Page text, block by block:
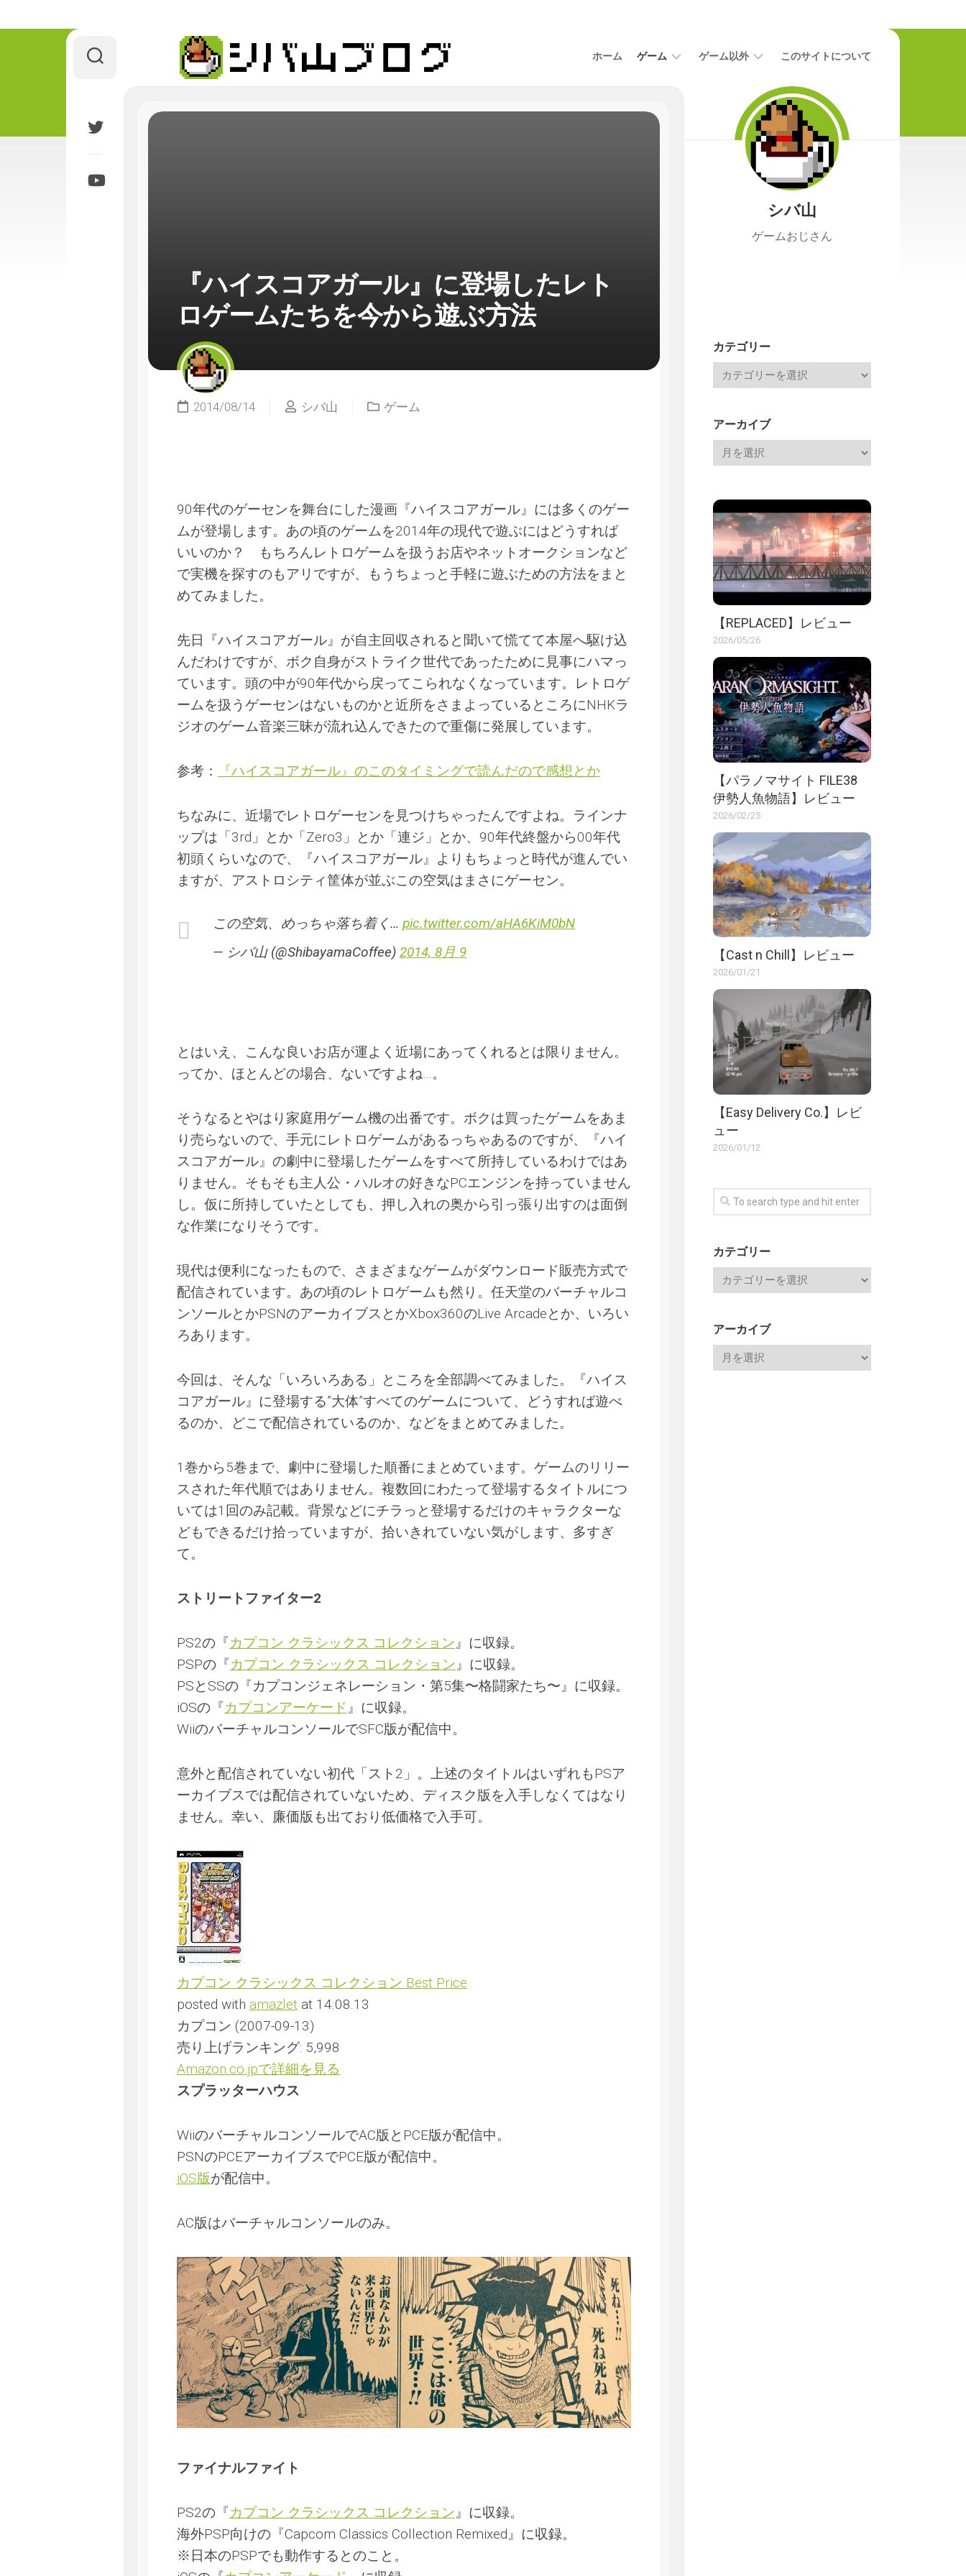
ホーム ゲーム
ビ
ゲーム以外 このサイトについて
『ハイスコアガール』に登場したレト
ロゲームたちを今から遊ぶ方法
2014/08/14 シバ山 ゲーム
90年代のゲーセンを舞台にした漫画『ハイスコアガール』には多くのゲー
ムが登場します。あの頃のゲームを2014年の現代で遊ぶにはどうすれば
いいのか？ もちろんレトロゲームを扱うお店やネットオークションなど
で実機を探すのもアリですが、もうちょっと手軽に遊ぶための方法をまと
めてみました。
先日『ハイスコアガール』が自主回収されると聞いて慌てて本屋へ駆け込
んだわけですが、ボク自身がストライク世代であったために見事にハマっ
ています。頭の中が90年代から戻ってこられなくなっています。レトロゲ
ームを扱うゲーセンはないものかと近所をさまよっているところにNHKラ
ジオのゲーム音楽三昧が流れ込んできたので重傷に発展しています。
参考： 『ハイスコアガール』のこのタイミングで読んだので感想とか
ちなみに、近場でレトロゲーセンを見つけちゃったんですよね。ラインナ
ップは「3rd」とか「Zero3」とか「連ジ」とか、90年代終盤から00年代
初頭くらいなので、『ハイスコアガール』よりもちょっと時代が進んでい
ますが、アストロシティ筐体が並ぶこの空気はまさにゲーセン。
この空気、めっちゃ落ち着く… pic.twitter.com/aHA6KiM0bN
— シバ山 (@ShibayamaCoffee) 2014, 8月 9
とはいえ、こんな良いお店が運よく近場にあってくれるとは限りません。
ってか、ほとんどの場合、ないですよね…。
そうなるとやはり家庭用ゲーム機の出番です。ボクは買ったゲームをあま
り売らないので、手元にレトロゲームがあるっちゃあるのですが、『ハイ
スコアガール』の劇中に登場したゲームをすべて所持しているわけではあ
りません。そもそも主人公・ハルオの好きなPCエンジンを持っていません
し。仮に所持していたとしても、押し入れの奥から引っ張り出すのは面倒
な作業になりそうです。
現代は便利になったもので、さまざまなゲームがダウンロード販売方式で
配信されています。あの頃のレトロゲームも然り。任天堂のバーチャルコ
ンソールとかPSNのアーカイブスとかXbox360のLive Arcadeとか、いろい
ろあります。
今回は、そんな「いろいろある」ところを全部調べてみました。『ハイス
コアガール』に登場する”大体”すべてのゲームについて、どうすれば遊べ
るのか、どこで配信されているのか、などをまとめてみました。
1巻から5巻まで、劇中に登場した順番にまとめています。ゲームのリリー
スされた年代順ではありません。複数回にわたって登場するタイトルにつ
いては1回のみ記載。背景などにチラっと登場するだけのキャラクターな
どもできるだけ拾っていますが、拾いきれていない気がします、多すぎ
て。
ストリートファイター2
PS2の『カプコン クラシックス コレクション』に収録。
PSPの『カプコン クラシックス コレクション』に収録。
PSとSSの『カプコンジェネレーション・第5集〜格闘家たち〜』に収録。
iOSの『カプコンアーケード』に収録。
WiiのバーチャルコンソールでSFC版が配信中。
意外と配信されていない初代「スト2」。上述のタイトルはいずれもPSア
ーカイブスでは配信されていないため、ディスク版を入手しなくてはなり
ません。幸い、廉価版も出ており低価格で入手可。
カプコン クラシックス コレクション Best Price
posted with amazlet at 14.08.13
カプコン (2007-09-13)
売り上げランキング: 5,998
Amazon.co.jpで詳細を見る
スプラッターハウス
WiiのバーチャルコンソールでAC版とPCE版が配信中。
PSNのPCEアーカイブスでPCE版が配信中。
iOS版が配信中。
AC版はバーチャルコンソールのみ。
ファイナルファイト
PS2の『カプコン クラシックス コレクション』に収録。
海外PSP向けの『Capcom Classics Collection Remixed』に収録。
※日本のPSPでも動作するとのこと。
シバ山
ゲームおじさん
カテゴリー
アーカイブ
【REPLACED】レビュー
2026/05/26
【パラノマサイト FILE38
伊勢人魚物語】レビュー
2026/02/25
【Cast n Chill】レビュー
2026/01/21
【Easy Delivery Co.】レビ
ュー
2026/01/12
カテゴリー
アーカイブ